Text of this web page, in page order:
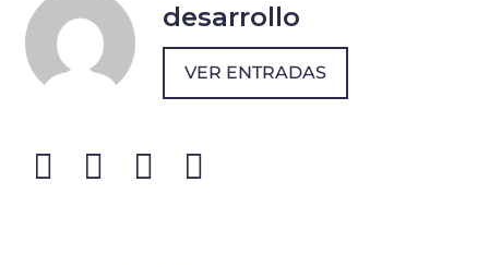
desarrollo
VER ENTRADAS